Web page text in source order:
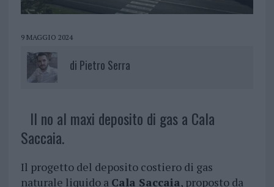
9 MAGGIO 2024
di Pietro Serra
Il no al maxi deposito di gas a Cala
Saccaia.
Il progetto del deposito costiero di gas
naturale liquido a Cala Saccaia, proposto da